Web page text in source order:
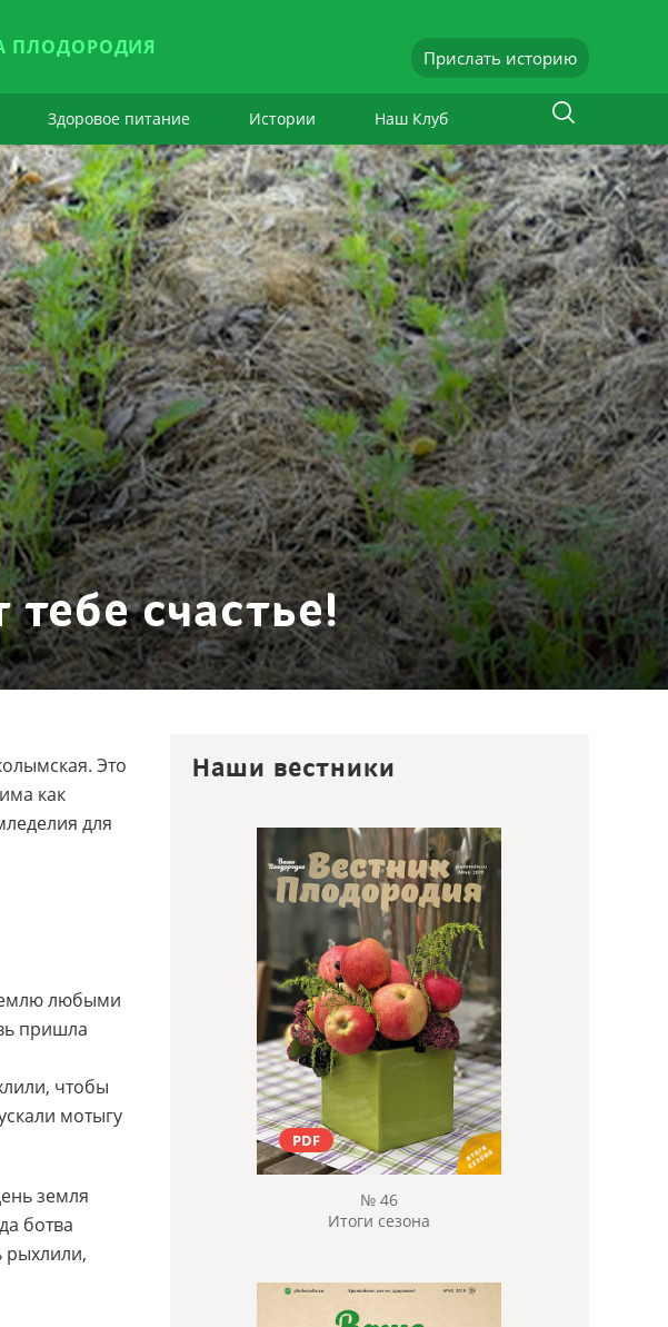
ПЛОДОРОДИЯ Прислать историю
Здоровое питание Истории Наш Клуб
счастье!
Это
как
для
любыми
пришла
чтобы
мотыгу
земля
ботва
рыхлили,
Наши вестники
PDF
№ 46
Итоги сезона